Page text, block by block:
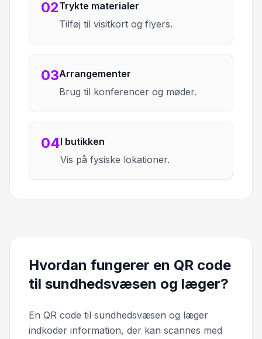
02Trykte materialer
Tilføj til visitkort og flyers.
03Arrangementer
Brug til konferencer og møder.
04I butikken
Vis på fysiske lokationer.
Hvordan fungerer en QR code
til sundhedsvæsen og læger?
En QR code til sundhedsvæsen og læger
indkoder information, der kan scannes med